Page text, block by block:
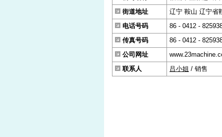
街道地址
辽宁 鞍山 辽宁省
电话号码
86 - 0412 -
传真号码
86 - 0412 -
公司网址
联系人
吕小姐 / 销售